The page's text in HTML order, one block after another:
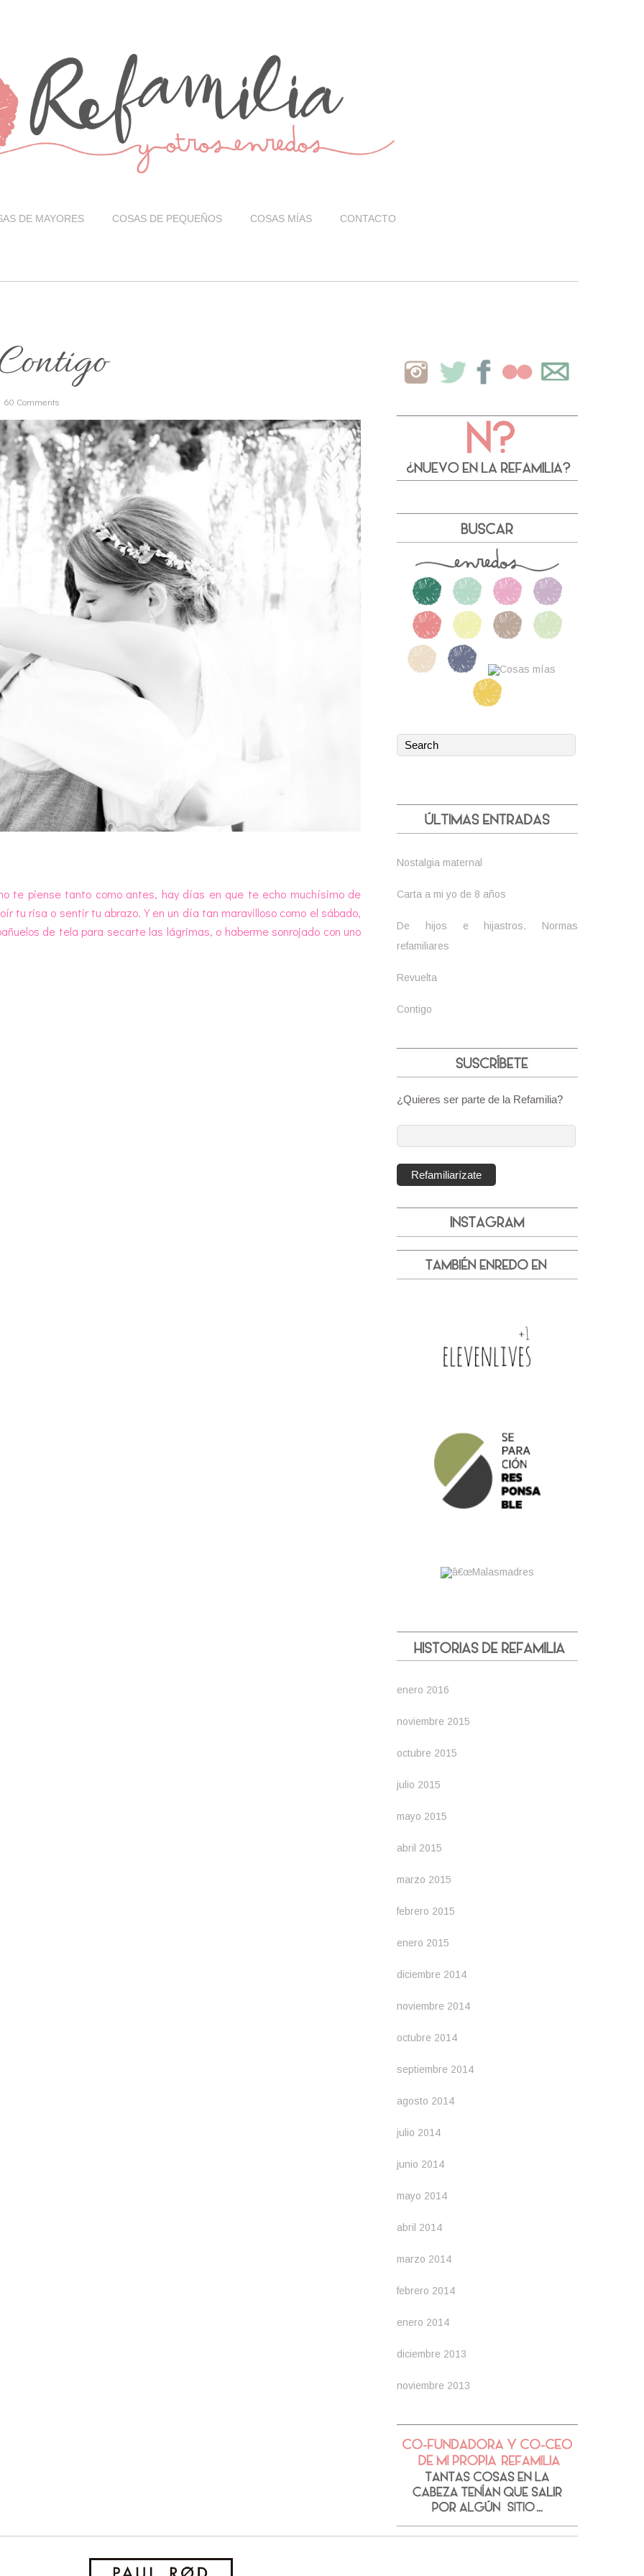
DE MAYORES COSAS DE PEQUEÑOS COSAS MÍAS CONTACTO
60 Comments
te piense tanto como antes, hay días en que te echo muchísimo de
tu risa o sentir tu abrazo. Y en un día tan maravilloso como el sábado,
de tela para secarte las lágrimas, o haberme sonrojado con uno
Nostalgia maternal
Carta a mi yo de 8 años
De hijos e hijastros. Normas
refamiliares
Revuelta
Contigo
¿Quieres ser parte de la Refamilia?
correo
electrónico:
Refamiliarízate
enero 2016
noviembre 2015
octubre 2015
julio 2015
mayo 2015
abril 2015
marzo 2015
febrero 2015
enero 2015
diciembre 2014
noviembre 2014
octubre 2014
septiembre 2014
agosto 2014
julio 2014
junio 2014
mayo 2014
abril 2014
marzo 2014
febrero 2014
enero 2014
diciembre 2013
noviembre 2013